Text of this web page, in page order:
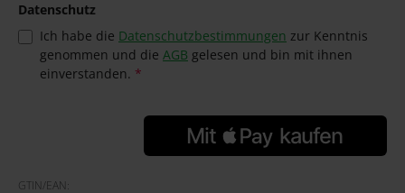
Datenschutz
Ich habe die Datenschutzbestimmungen zur Kenntnis
genommen und die AGB gelesen und bin mit ihnen
einverstanden. *
GTIN/EAN: